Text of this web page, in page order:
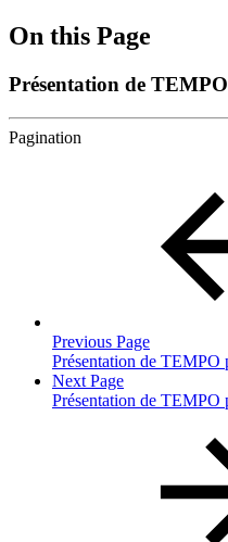
On this Page
Présentation de
Pagination
Previous Page
Présentation de TEMPO
Next Page
Présentation de TEMPO